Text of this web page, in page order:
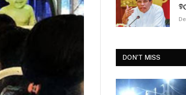
DON'T MISS